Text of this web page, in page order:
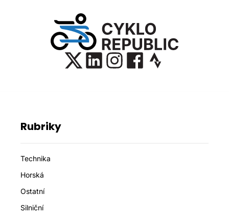
Rubriky
Technika
Horská
Ostatní
Silniční